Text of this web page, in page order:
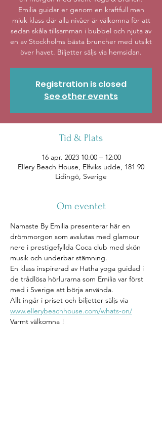
Emilia guidar er genom en kraftfull men
mjuk klass där alla nivåer är välkomna för att
sedan skåla tillsamman i bubbel och njuta av
en av Stockholms bästa bruncher med utsikt
över havet. Biljetter säljs via hemsidan.
Registration is closed
See other events
Tid & Plats
16 apr. 2023 10:00 – 12:00
Ellery Beach House, Elfviks udde, 181 90
Lidingö, Sverige
Om eventet
Namaste By Emilia presenterar här en
drömmorgon som avslutas med glamour
nere i prestigefyllda Coca club med skön
musik och underbar stämning.
En klass inspirerad av Hatha yoga guidad i
de trådlösa hörlurarna som Emilia var först
med i Sverige att börja använda.
Allt ingår i priset och biljetter säljs via
www.ellerybeachhouse.com/whats-on/
Varmt välkomna !